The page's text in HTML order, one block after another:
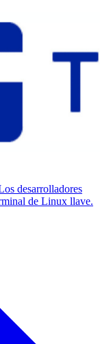
desarrolladores
de Linux llave.